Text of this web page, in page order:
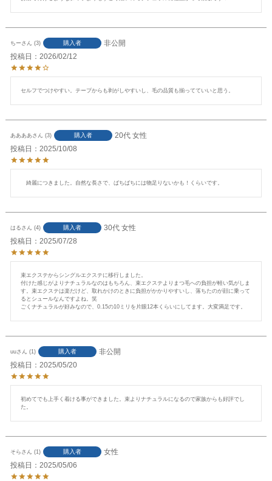
ちー 3 購入者
非公開
投稿日
2026/02/12
セルフでつけやすい。テープからも剥がしやすいし、毛の品質も揃ってていいと思う。
ああああ 3 購入者 20代 女性
投稿日
2025/10/08
綺麗につきました。自然な長さで、ばちばちには物足りないかも！くらいです。
はる 4 購入者 30代 女性
投稿日
2025/07/28
束エクステからシングルエクステに移行しました。
付けた感じがよりナチュラルなのはもちろん、束エクステよりまつ毛への負担が軽い気がしま
す。束エクステは楽だけど、取れかけのときに負担がかかりやすいし、落ちたのが顔に乗って
るとシュールなんですよね。笑
ごくナチュラルが好みなので、0.15の10ミリを片眼12本くらいにしてます。大変満足です。
uu 1 購入者
非公開
投稿日
2025/05/20
初めてでも上手く着ける事ができました。束よりナチュラルになるので家族からも好評でし
た。
そら 1 購入者
女性
投稿日
2025/05/06